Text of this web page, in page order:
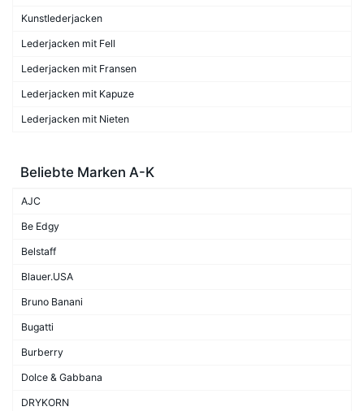
Kunstlederjacken
Lederjacken mit Fell
Lederjacken mit Fransen
Lederjacken mit Kapuze
Lederjacken mit Nieten
Beliebte Marken A-K
AJC
Be Edgy
Belstaff
Blauer.USA
Bruno Banani
Bugatti
Burberry
Dolce & Gabbana
DRYKORN